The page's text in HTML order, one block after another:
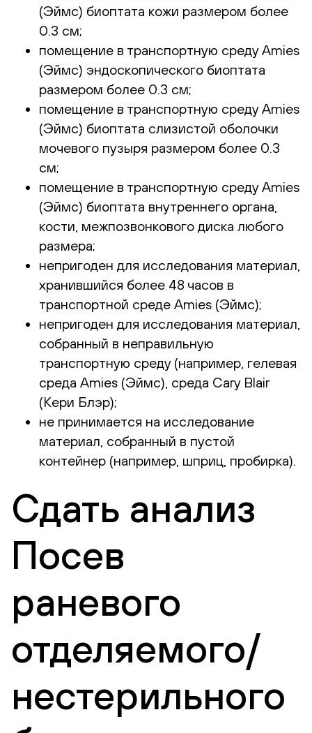
(Эймс) биоптата кожи размером более
0.3 см;
помещение в транспортную среду Amies
(Эймс) эндоскопического биоптата
размером более 0.3 см;
помещение в транспортную среду Amies
(Эймс) биоптата слизистой оболочки
мочевого пузыря размером более 0.3
см;
помещение в транспортную среду Amies
(Эймс) биоптата внутреннего органа,
кости, межпозвонкового диска любого
размера;
непригоден для исследования материал,
хранившийся более 48 часов в
транспортной среде Amies (Эймс);
непригоден для исследования материал,
собранный в неправильную
транспортную среду (например, гелевая
среда Amies (Эймс), среда Cary Blair
(Кери Блэр);
не принимается на исследование
материал, собранный в пустой
контейнер (например, шприц, пробирка).
Сдать анализ
Посев
раневого
отделяемого/
нестерильного